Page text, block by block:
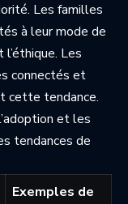
Les familles
à leur mode de
Les
connectés et
cette tendance.
et les
tendances de
Exemples de